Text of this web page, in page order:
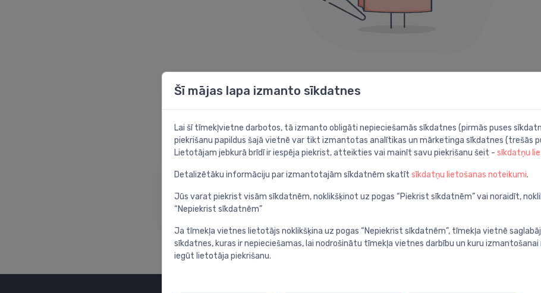
404 kļūda
Iespējams noder kāda no šīm sadaļām:
Atgriezties sākumlapā
Atrodi ar detalizētu
Šī mājas lapa izmanto sīkdatnes
Lai šī tīmekļvietne darbotos, tā izmanto obligāti nepieciešamās sīkdatnes (pirmās puses
piekrišanu papildus šajā vietnē var tikt izmantotas analītikas un mārketinga sīkdatnes (trešās
Lietotājam jebkurā brīdī ir iespēja piekrist, atteikties vai mainīt savu piekrišanu šeit - sīkdatņu
Detalizētāku informāciju par izmantotajām sīkdatnēm skatīt sīkdatņu lietošanas noteikumi.
Jūs varat piekrist visām sīkdatnēm, noklikšķinot uz pogas “Piekrist sīkdatnēm” vai noraidīt,
“Nepiekrist sīkdatnēm”
Ja tīmekļa vietnes lietotājs noklikšķina uz pogas “Nepiekrist sīkdatnēm”, tīmekļa vietnē
sīkdatnes, kuras ir nepieciešamas, lai nodrošinātu tīmekļa vietnes darbību un kuru izmantošanai
iegūt lietotāja piekrišanu.